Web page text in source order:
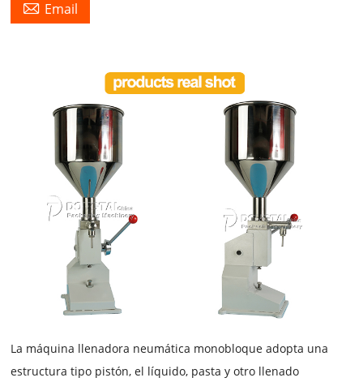
 Email
La máquina llenadora neumática monobloque adopta una
estructura tipo pistón, el líquido, pasta y otro llenado